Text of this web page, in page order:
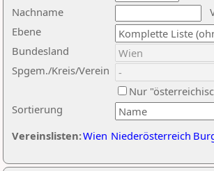
Nachname
Ebene
Sortierung
Bundesland
Spgem./Kreis/Verein
Nur
Vereinslisten:Wien Niederösterreich